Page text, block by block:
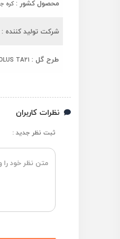
محصول کشور : کره
شرکت تولید کننده :
طرح گل : TA21
نظرات کاربران
ثبت نظر جدید :